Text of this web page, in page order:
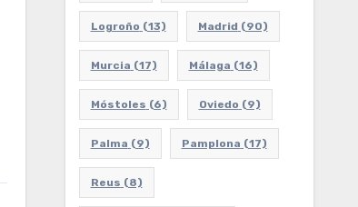
Logroño (13) Madrid (90)
Murcia (17) Málaga (16)
Móstoles (6) Oviedo (9)
Palma (9) Pamplona (17)
Reus (8)